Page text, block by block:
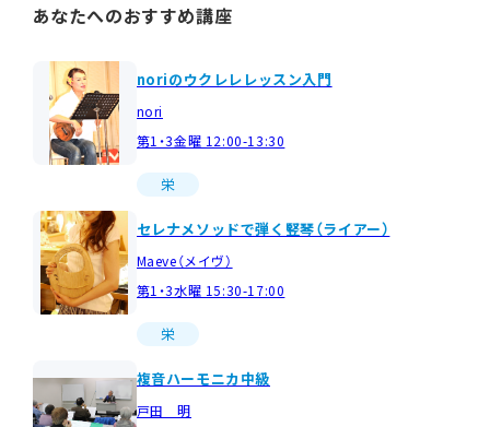
あなたへのおすすめ講座
noriのウクレレレッスン入門
nori
第1・3金曜 12:00-13:30
栄
セレナメソッドで弾く竪琴（ライアー）
Maeve（メイヴ）
第1・3水曜 15:30-17:00
栄
複音ハーモニカ中級
戸田 明